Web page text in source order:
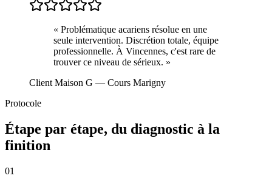
« Problématique acariens résolue en une
seule intervention. Discrétion totale, équipe
professionnelle. À Vincennes, c'est rare de
trouver ce niveau de sérieux. »
Client Maison G — Cours Marigny
Protocole
Étape par étape, du diagnostic à la
finition
01